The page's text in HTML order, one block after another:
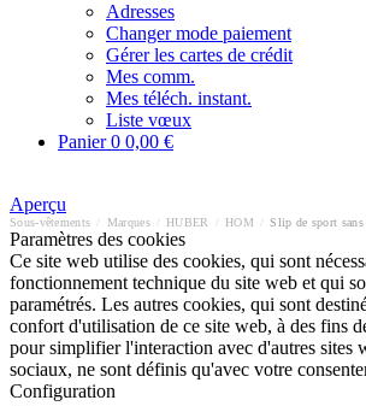
Adresses
Changer mode paiement
Gérer les cartes de crédit
Mes comm.
Mes téléch. instant.
Liste vœux
Panier0 0,00 €
Aperçu
Sous-vêtements Marques HUBER HOM
Paramètres des cookies
Ce site web utilise des cookies, qui sont
fonctionnement technique du site web et qui
paramétrés. Les autres cookies, qui sont
confort d'utilisation de ce site web, à des fins
pour simplifier l'interaction avec d'autres sites
sociaux, ne sont définis qu'avec votre
Configuration